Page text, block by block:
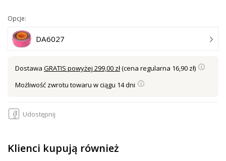
Opcje:
DA6027
Dostawa GRATIS powyżej 299,00 zł(cena regularna 16,90 zł)
Możliwość zwrotu towaru w ciągu 14 dni
Udostępnij
Klienci kupują również